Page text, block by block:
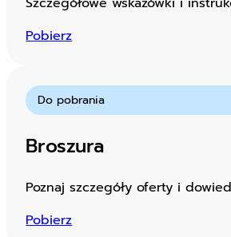
Pobierz
Do pobrania
Broszura
Poznaj szczegóły oferty i
Pobierz